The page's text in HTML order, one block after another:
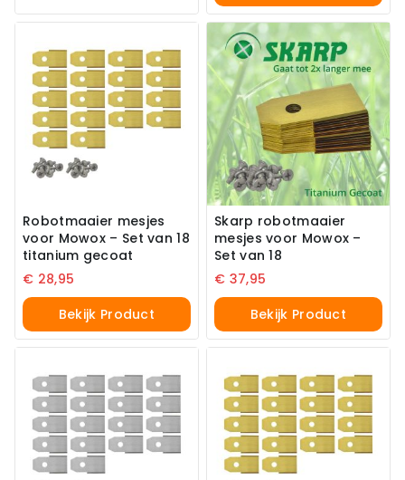
Robotmaaier mesjes
voor Mowox – Set van 18
titanium gecoat
€ 28,95
Bekijk Product
Skarp robotmaaier
mesjes voor Mowox –
Set van 18
€ 37,95
Bekijk Product